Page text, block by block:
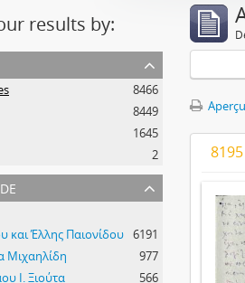
results by:
8466
8449
1645
2
και Έλλης Παιονίδου 6191
Μιχαηλίδη
977
Ι. Ξιούτα
566